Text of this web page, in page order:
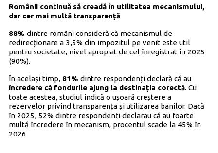
Românii continuă să creadă în utilitatea mecanismului,
dar cer mai multă transparență
88% dintre români consideră că mecanismul de
redirecționare a 3,5% din impozitul pe venit este util
pentru societate, nivel apropiat de cel înregistrat în 2025
(90%).
În același timp, 81% dintre respondenți declară că au
încredere că fondurile ajung la destinația corectă. Cu
toate acestea, studiul indică o ușoară creștere a
rezervelor privind transparența și utilizarea banilor. Dacă
în 2025, 52% dintre respondenți declarau că au foarte
multă încredere în mecanism, procentul scade la 45% în
2026.